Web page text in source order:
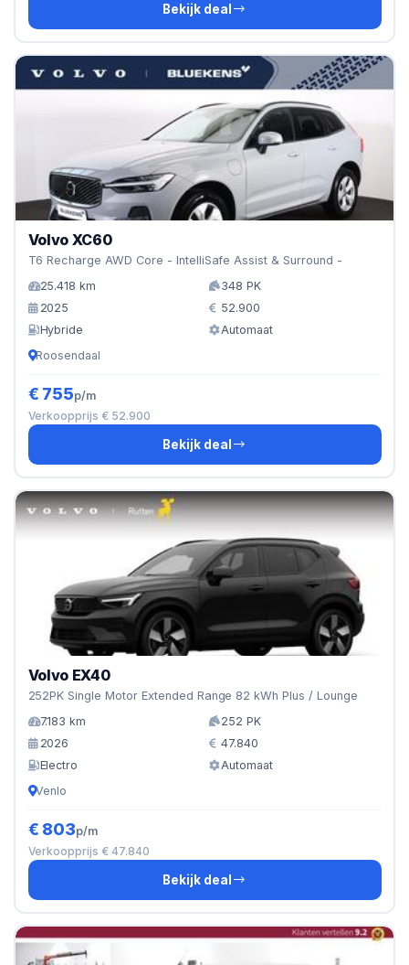
Bekijk deal
Volvo XC60
T6 Recharge AWD Core - IntelliSafe Assist & Surround -
25.418 km
348 PK
2025
52.900
Hybride
Automaat
Roosendaal
€ 755p/m
Verkoopprijs € 52.900
Bekijk deal
Volvo EX40
252PK Single Motor Extended Range 82 kWh Plus / Lounge
7.183 km
252 PK
2026
47.840
Electro
Automaat
Venlo
€ 803p/m
Verkoopprijs € 47.840
Bekijk deal